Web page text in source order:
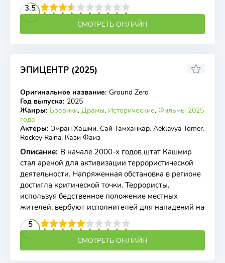
3.5
4 5 6 7 8 9 10
СМОТРЕТЬ ОНЛАЙН
ЭПИЦЕНТР (2025)
WEB-DL
6.8
Оригинальное название: Ground Zero
Год выпуска: 2025
Жанры: Боевики, Драмы, Исторические, Фильмы 2025
года
Актеры: Эмран Хашми, Сай Тамханкар, Aeklavya Tomer,
Rockey Raina, Кази Фаиз
Описание: В начале 2000-х годов штат Кашмир
стал ареной для активизации террористической
деятельности. Напряженная обстановка в регионе
достигла критической точки. Террористы,
используя бедственное положение местных
жителей, вербуют исполнителей для нападений на
5
4 5 6 7 8 9 10
СМОТРЕТЬ ОНЛАЙН